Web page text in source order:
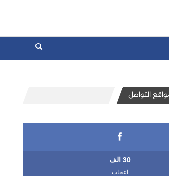
التواصل
30 الف
اعجاب